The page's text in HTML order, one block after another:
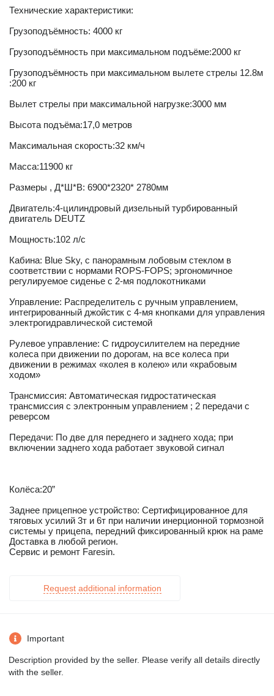
Технические характеристики:
Грузоподъёмность: 4000 кг
Грузоподъёмность при максимальном подъёме:2000 кг
Грузоподъёмность при максимальном вылете стрелы 12.8м
:200 кг
Вылет стрелы при максимальной нагрузке:3000 мм
Высота подъёма:17,0 метров
Максимальная скорость:32 км/ч
Масса:11900 кг
Размеры , Д*Ш*В: 6900*2320* 2780мм
Двигатель:4-цилиндровый дизельный турбированный
двигатель DEUTZ
Мощность:102 л/с
Кабина: Blue Sky, c панорамным лобовым стеклом в
соответствии с нормами ROPS-FOPS; эргономичное
регулируемое сиденье с 2-мя подлокотниками
Управление: Распределитель с ручным управлением,
интегрированный джойстик с 4-мя кнопками для управления
электрогидравлической системой
Рулевое управление: С гидроусилителем на передние
колеса при движении по дорогам, на все колеса при
движении в режимах «колея в колею» или «крабовым
ходом»
Трансмиссия: Автоматическая гидростатическая
трансмиссия c электронным управлением ; 2 передачи с
реверсом
Передачи: По две для переднего и заднего хода; при
включении заднего хода работает звуковой сигнал
Колёса:20”
Заднее прицепное устройство: Сертифицированное для
тяговых усилий 3т и 6т при наличии инерционной тормозной
системы у прицепа, передний фиксированный крюк на раме
Доставка в любой регион.
Сервис и ремонт Faresin.
Request additional information
Important
Description provided by the seller. Please verify all details directly
with the seller.